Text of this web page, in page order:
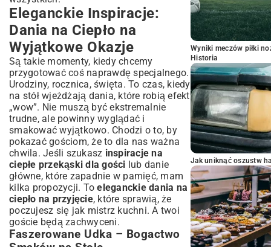
Eleganckie Inspiracje:
Dania na Ciepło na
Wyjątkowe Okazje
Są takie momenty, kiedy chcemy
przygotować coś naprawdę specjalnego.
Urodziny, rocznica, święta. To czas, kiedy
na stół wjeżdżają dania, które robią efekt
„wow”. Nie muszą być ekstremalnie
trudne, ale powinny wyglądać i
smakować wyjątkowo. Chodzi o to, by
pokazać gościom, że to dla nas ważna
chwila. Jeśli szukasz inspiracje na
ciepłe przekąski dla gości lub danie
główne, które zapadnie w pamięć, mam
kilka propozycji. Toeleganckie dania na
ciepło na przyjęcie, które sprawią, że
poczujesz się jak mistrz kuchni. A twoi
goście będą zachwyceni.
Faszerowane Udka – Bogactwo
Wyniki meczów piłki
Historia
Jak uniknąć oszustw